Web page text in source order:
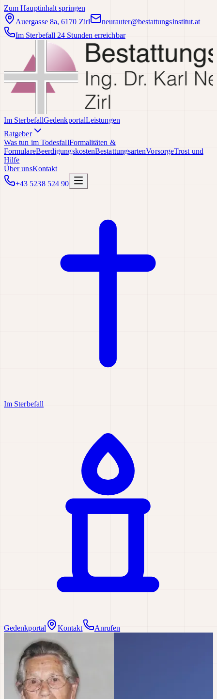
Zum Hauptinhalt springen
Auergasse 8a, 6170 Zirl
neurauter@bestattungsinstitut.at
Im Sterbefall 24 Stunden erreichbar
Im SterbefallGedenkportalLeistungen
Ratgeber
Was tun im TodesfallFormalitäten &
FormulareBeerdigungskostenBestattungsartenVorsorgeTrost und
Hilfe
Über unsKontakt
+43 5238 524 90
Im Sterbefall
Gedenkportal Kontakt Anrufen